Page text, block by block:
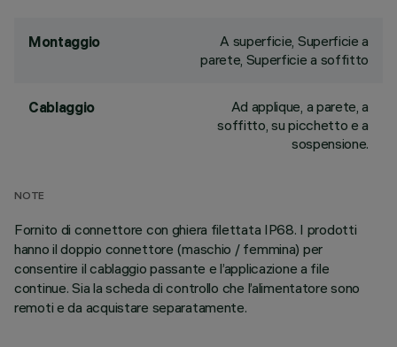
Montaggio
A superficie, Superficie a
parete, Superficie a soffitto
Cablaggio
Ad applique, a parete, a
soffitto, su picchetto e a
sospensione.
NOTE
Fornito di connettore con ghiera filettata IP68. I prodotti
hanno il doppio connettore (maschio / femmina) per
consentire il cablaggio passante e l’applicazione a file
continue. Sia la scheda di controllo che l’alimentatore sono
remoti e da acquistare separatamente.